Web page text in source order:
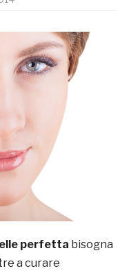
perfetta bisogna
a curare